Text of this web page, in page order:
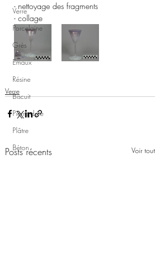
Verre
Porcelaine
Grès
Emaux
Résine
Biscuit
Pierre dure
Plâtre
Béton
- nettoyage des fragments
- collage
Verre
Posts récents Voir tout